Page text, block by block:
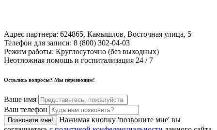
Адрес партнера: 624865, Камышлов, Восточная улица, 5
Телефон для записи: 8 (800) 302-04-03
Режим работы: Круглосуточно (без выходных)
Неотложная помощь и госпитализация 24 / 7
Остались вопросы? Мы перезвоним!
Ваше имя
Ваш телефон
Позвоните мне!
Нажимая кнопку 'позвоните мне' вы